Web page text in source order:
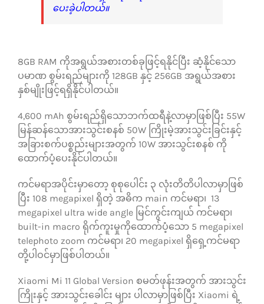
ပေးခဲ့ပါတယ်။
8GB RAM ကိုအရွယ်အစားတစ်ခုဖြင့်ရနိုင်ပြီး ဆံ့နိုင်သော
ပမာဏ စွမ်းရည်များကို 128GB နှင့် 256GB အရွယ်အစား
နှစ်မျိုးဖြင့်ရရှိနိုင်ပါတယ်။
4,600 mAh စွမ်းရည်ရှိသောဘက်ထရီနဲ့လာမှာဖြစ်ပြီး 55W
မြန်ဆန်သောအားသွင်းစနစ် 50W ကြိုးမဲ့အားသွင်းခြင်းနှင့်
အခြားစက်ပစ္စည်းများအတွက် 10W အားသွင်းစနစ် ကို
ထောက်ပံ့ပေးနိုင်ပါတယ်။
ကင်မရာအပိုင်းမှာတော့ စုစုပေါင်း ၃ လုံးတိတိပါလာမှာဖြစ်
ပြီး 108 megapixel ရှိတဲ့ အဓိက main ကင်မရာ၊ 13
megapixel ultra wide angle မြင်ကွင်းကျယ် ကင်မရာ၊
built-in macro ရိုက်ကူးမှုကိုထောက်ပံ့သော 5 megapixel
telephoto zoom ကင်မရာ၊ 20 megapixel ရှိရှေ့ကင်မရာ
တို့ပါဝင်မှာဖြစ်ပါတယ်။
Xiaomi Mi 11 Global Version စမတ်ဖုန်းအတွက် အားသွင်း
ကြိုးနှင့် အားသွင်းခေါင်း များ ပါလာမှာဖြစ်ပြီး Xiaomi ရဲ့